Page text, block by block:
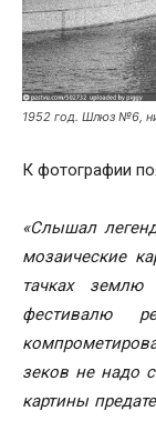
1952 год. Шлюз №6,
К фотографии
«Слышал
мозаические
тачках
фестивалю
зеков не надо
картины